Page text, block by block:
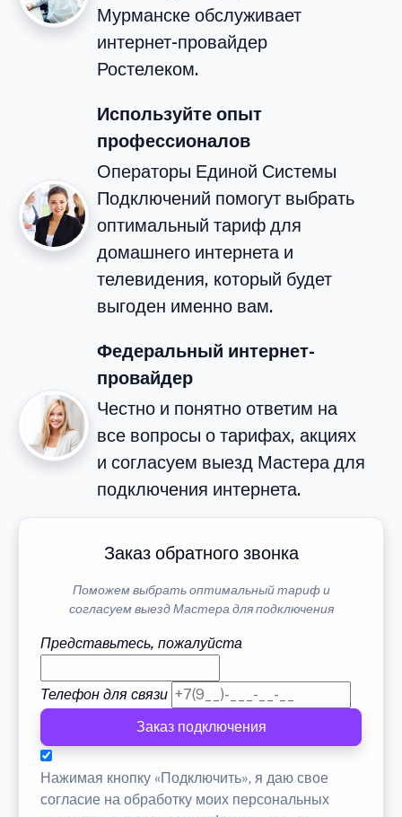
Мурманске обслуживает
интернет-провайдер
Ростелеком.
Используйте опыт
профессионалов
Операторы Единой Системы
Подключений помогут выбрать
оптимальный тариф для
домашнего интернета и
телевидения, который будет
выгоден именно вам.
Федеральный интернет-
провайдер
Честно и понятно ответим на
все вопросы о тарифах, акциях
и согласуем выезд Мастера для
подключения интернета.
Заказ обратного звонка
Поможем выбрать оптимальный тариф и
согласуем выезд Мастера для подключения
Представьтесь, пожалуйста
Телефон для связи
Заказ подключения
Нажимая кнопку «Подключить», я даю свое
согласие на обработку моих персональных